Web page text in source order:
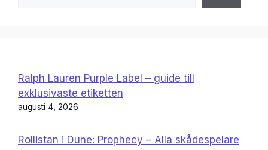
Ralph Lauren Purple Label – guide till
exklusivaste etiketten
augusti 4, 2026
Rollistan i Dune: Prophecy – Alla skådespelare